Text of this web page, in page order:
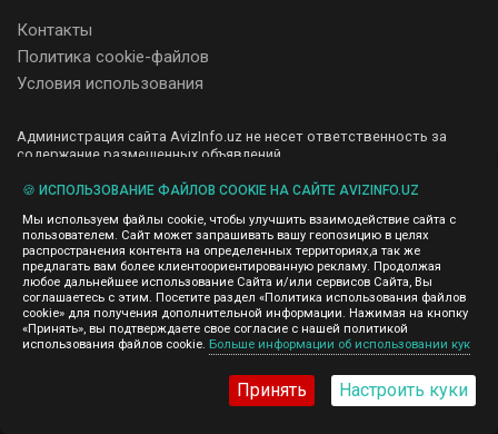
Контакты
Политика cookie-файлов
Условия использования
Администрация сайта AvizInfo.uz не несет ответственность за
содержание размещенных объявлений.
передаем и не продаем личную информацию зарегистрированных
правила конфиденциальности сайтов на которые ссылается
AvizInfo.uz. На некоторых страницах нашего сайта представлена
реклама Google Adsense Advertising Network. Чтобы узнать
подробней о правилах конфиденциальности Google нажмите тут
©2008-2026,AvizInfo.uz
🍪 ИСПОЛЬЗОВАНИЕ ФАЙЛОВ COOKIE НА САЙТЕ AVIZINFO.UZ
Мы используем файлы cookie, чтобы улучшить взаимодействие сайта с
пользователем. Сайт может запрашивать вашу геопозицию в целях
распространения контента на определенных территориях,а так же
предлагать вам более клиентоориентированную рекламу. Продолжая
любое дальнейшее использование Сайта и/или сервисов Сайта, Вы
соглашаетесь с этим. Посетите раздел «Политика использования файлов
cookie» для получения дополнительной информации. Нажимая на кнопку
«Принять», вы подтверждаете свое согласие с нашей политикой
использования файлов cookie. Больше информации об использовании кук
Принять Настроить куки